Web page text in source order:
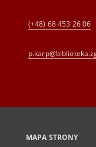
(+48) 68 453 26 06
MAPA STRONY